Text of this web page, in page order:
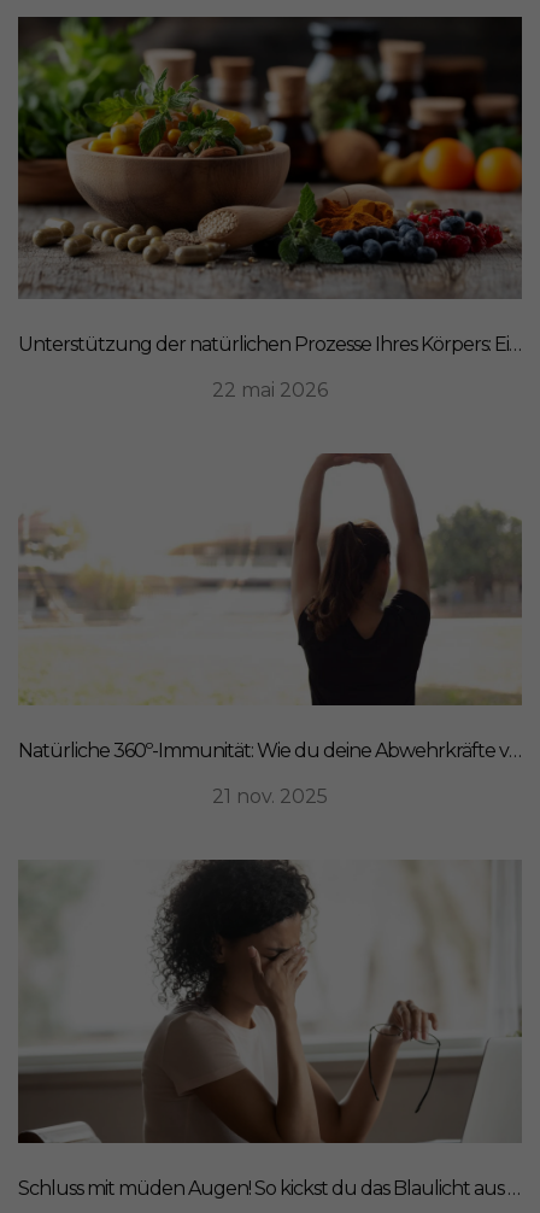
Unterstützung der natürlichen Prozesse Ihres Körpers: Ein ganzheitlicher Ansatz für Ernährung
22 mai 2026
Natürliche 360º-Immunität: Wie du deine Abwehrkräfte von innen stärkst
21 nov. 2025
Schluss mit müden Augen! So kickst du das Blaulicht aus deinem Leben